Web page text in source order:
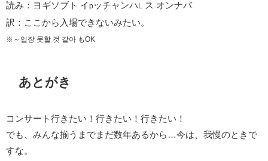
読み：ヨギソブト イpッチャンハ
ス オンナバ
訳：ここから入場できないみたい。
※～입장 못할 것 같아 もOK
あとがき
コンサート行きたい！行きたい！行きたい！
でも、みんな揃うまでまだ数年あるから…今は、我慢のときで
すな。